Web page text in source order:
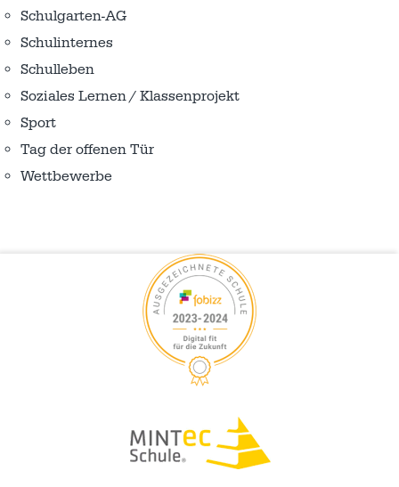
Schulgarten-AG
Schulinternes
Schulleben
Soziales Lernen / Klassenprojekt
Sport
Tag der offenen Tür
Wettbewerbe